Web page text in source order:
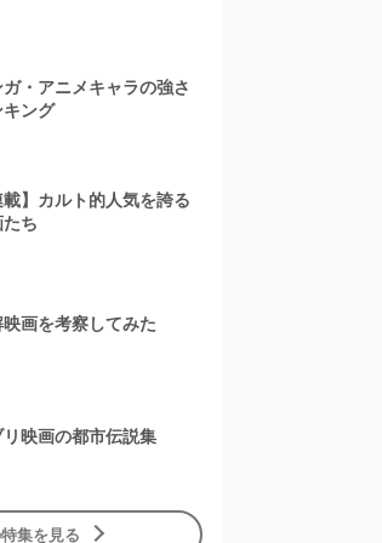
・アニメキャラの強さ
ング
載】カルト的人気を誇る
ち
画を考察してみた
リ映画の都市伝説集
集を見る